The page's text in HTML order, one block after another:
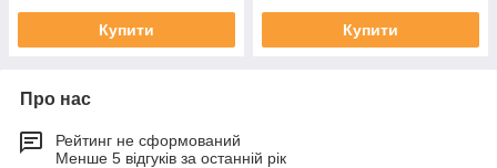
Купити Купити
Про нас
Рейтинг не сформований
Менше 5 відгуків за останній рік